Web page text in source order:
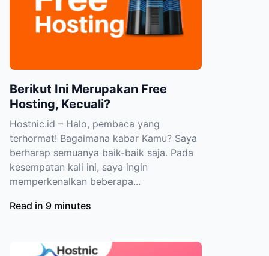
Berikut Ini Merupakan Free
Hosting, Kecuali?
Hostnic.id – Halo, pembaca yang
terhormat! Bagaimana kabar Kamu? Saya
berharap semuanya baik-baik saja. Pada
kesempatan kali ini, saya ingin
memperkenalkan beberapa...
Read in 9 minutes